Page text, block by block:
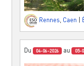
Rennes Caen
Du 04-06-2026 au 05-